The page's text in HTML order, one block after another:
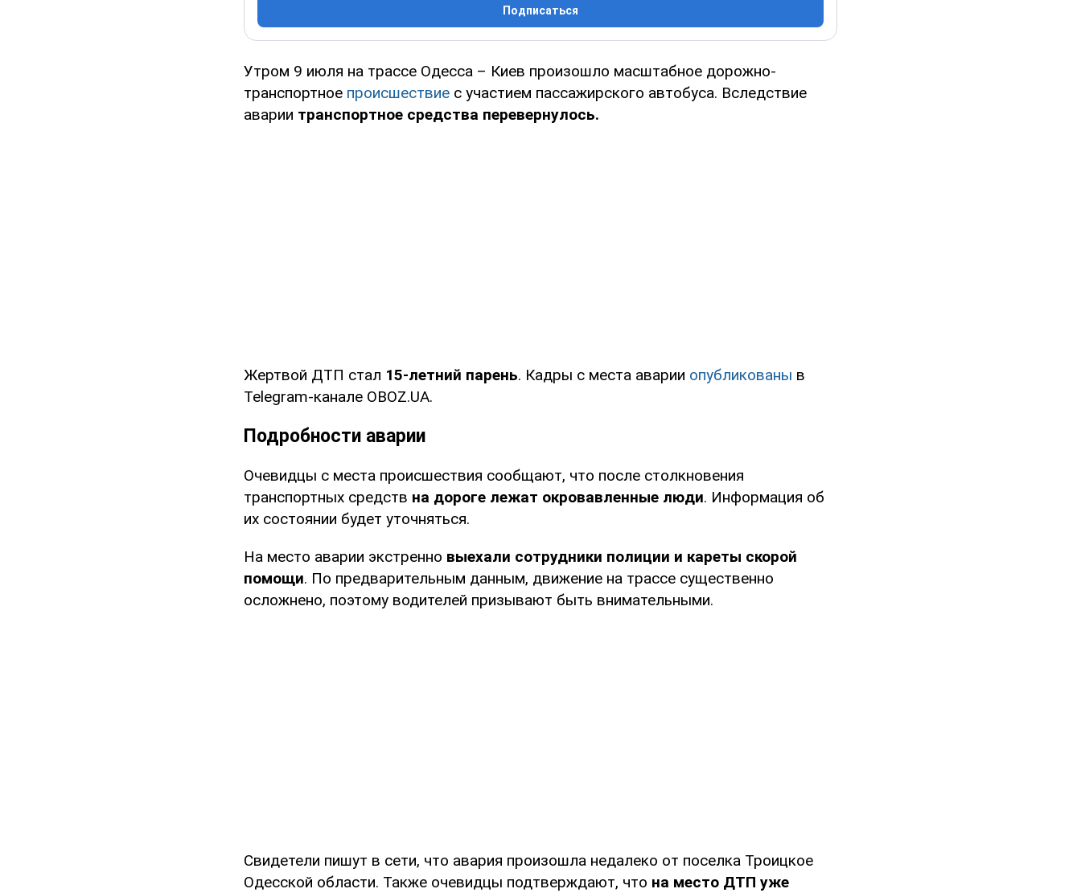
Подписаться
Утром 9 июля на трассе Одесса – Киев произошло масштабное дорожно-
транспортное происшествие с участием пассажирского автобуса. Вследствие
аварии транспортное средства перевернулось.
Жертвой ДТП стал 15-летний парень. Кадры с места аварии опубликованы в
Telegram-канале OBOZ.UA.
Подробности аварии
Очевидцы с места происшествия сообщают, что после столкновения
транспортных средств на дороге лежат окровавленные люди. Информация об
их состоянии будет уточняться.
На место аварии экстренно выехали сотрудники полиции и кареты скорой
помощи. По предварительным данным, движение на трассе существенно
осложнено, поэтому водителей призывают быть внимательными.
Свидетели пишут в сети, что авария произошла недалеко от поселка Троицкое
Одесской области. Также очевидцы подтверждают, что на место ДТП уже